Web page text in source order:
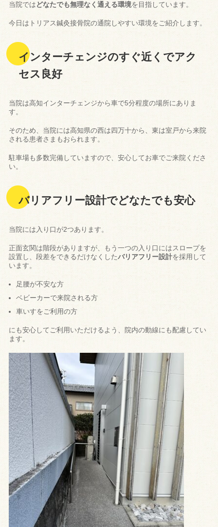
当院ではどなたでも無理なく通える環境を目指しています。
今日はトリアス鍼灸接骨院の通院しやすい環境をご紹介します。
インターチェンジのすぐ近くでアク
セス良好
当院は高知インターチェンジから車で5分程度の場所にありま
す。
そのため、当院には高知県の西は四万十から、東は室戸から来院
される患者さまもおられます。
駐車場も多数完備していますので、安心してお車でご来院くださ
い。
バリアフリー設計でどなたでも安心
当院には入り口が2つあります。
正面玄関は階段がありますが、もう一つの入り口にはスロープを
設置し、段差をできるだけなくしたバリアフリー設計を採用して
います。
足腰が不安な方
ベビーカーで来院される方
車いすをご利用の方
にも安心してご利用いただけるよう、院内の動線にも配慮してい
ます。